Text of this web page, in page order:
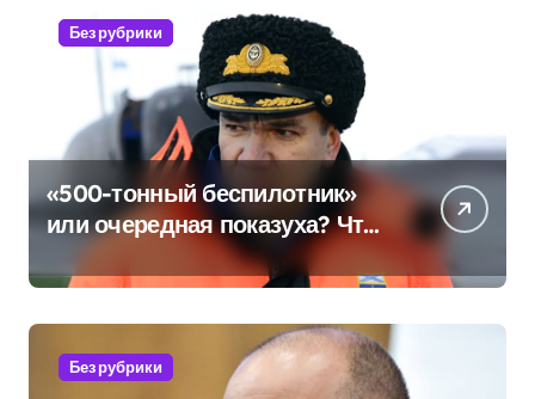
Без рубрики
«500-тонный беспилотник»
или очередная показуха? Что
скрывает российский ВМФ
Без рубрики